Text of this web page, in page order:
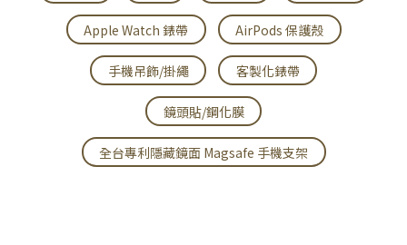
Apple Watch 錶帶 AirPods 保護殼
手機吊飾/掛繩 客製化錶帶
鏡頭貼/鋼化膜
全台專利隱藏鏡面 Magsafe 手機支架